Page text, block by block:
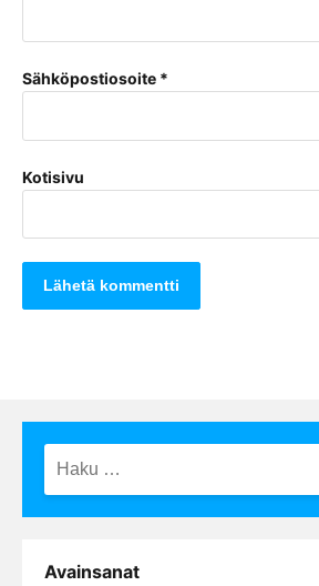
Sähköpostiosoite *
Kotisivu
Avainsanat